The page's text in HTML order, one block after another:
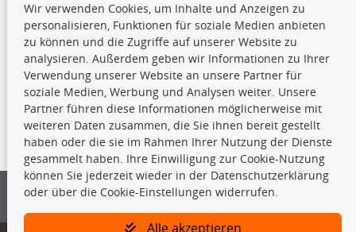
TecDoc Inside
Die hier angezeigten Daten insbesondere die gesamte Datenbank dürfen
nicht kopiert werden.
Es ist zu unterlassen, die Daten oder die gesamte Datenbank ohne
vorherige Zustimmung von TecDoc zu vervielfältigen, zu verbreiten
und/oder diese Handlungen durch Dritte ausführen zu lassen. Ein
Wir verwenden Cookies, um Inhalte und Anzeigen zu
personalisieren, Funktionen für soziale Medien anbieten
zu können und die Zugriffe auf unserer Website zu
analysieren. Außerdem geben wir Informationen zu Ihrer
Verwendung unserer Website an unsere Partner für
soziale Medien, Werbung und Analysen weiter. Unsere
Partner führen diese Informationen möglicherweise mit
weiteren Daten zusammen, die Sie ihnen bereit gestellt
haben oder die sie im Rahmen Ihrer Nutzung der Dienste
gesammelt haben. Ihre Einwilligung zur Cookie-Nutzung
können Sie jederzeit wieder in der Datenschutzerklärung
oder über die Cookie-Einstellungen widerrufen.
Alle akzeptieren